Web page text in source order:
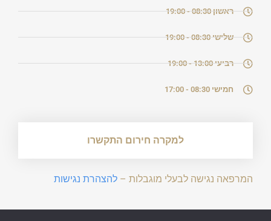
ראשון08:30 - 19:00
שלישי08:30 - 19:00
רביעי13:00 - 19:00
חמישי 08:30 - 17:00
למקרה חירום התקשרו
המרפאה נגישה לבעלי מוגבלות – להצהרת נגישות